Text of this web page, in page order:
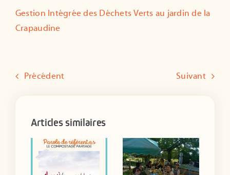
Gestion Intégrée des Déchets Verts au jardin de la
Crapaudine
Précédent Suivant
Articles similaires